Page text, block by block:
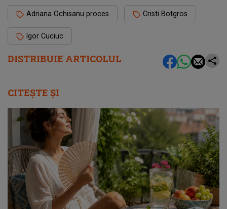
DISTRIBUIE ARTICOLUL
Adriana Ochisanu proces Cristi Botgros
Igor Cuciuc
CITEȘTE ȘI